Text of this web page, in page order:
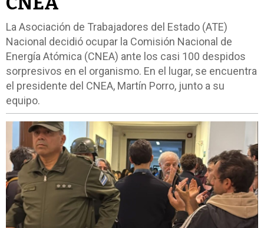
La Asociación de Trabajadores del Estado (ATE)
Nacional decidió ocupar la Comisión Nacional de
Energía Atómica (CNEA) ante los casi 100 despidos
sorpresivos en el organismo. En el lugar, se encuentra
el presidente del CNEA, Martín Porro, junto a su
equipo.